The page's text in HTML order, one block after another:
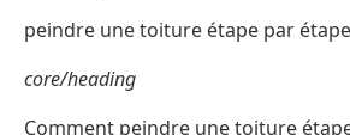
peindre une toiture étape par étape
core/heading
Comment peindre une toiture